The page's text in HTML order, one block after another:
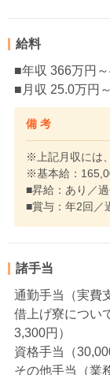
給料
■年収 366万円
■月収 25.0万円
備 考
※上記月収には
※基本給：
■昇給：あり／
■賞与：年2回／
諸手当
通勤手当（実費
借上げ寮につい
3,300円）
資格手当（
その他手当（業